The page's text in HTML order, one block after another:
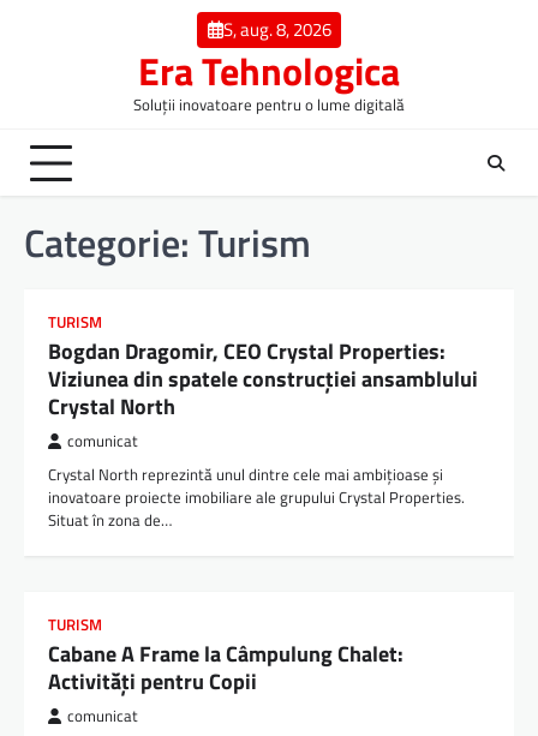
S, aug. 8, 2026
Era Tehnologica
Soluții inovatoare pentru o lume digitală
Categorie:Turism
TURISM
Bogdan Dragomir, CEO Crystal Properties:
Viziunea din spatele construcției ansamblului
Crystal North
comunicat
Crystal North reprezintă unul dintre cele mai ambițioase și
inovatoare proiecte imobiliare ale grupului Crystal Properties.
Situat în zona de…
TURISM
Cabane A Frame la Câmpulung Chalet:
Activități pentru Copii
comunicat